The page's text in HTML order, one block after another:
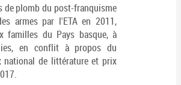
de plomb du post-franquisme
armes par l'ETA en 2011,
familles du Pays basque, à
en conflit à propos du
national de littérature et prix